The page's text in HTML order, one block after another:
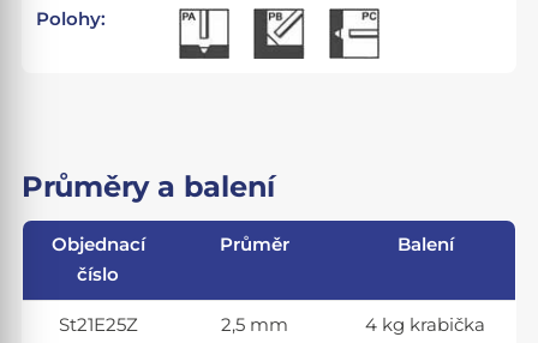
Polohy:
Průměry a balení
Objednací
číslo
Průměr Balení
St21E25Z 2,5 mm 4 kg krabička